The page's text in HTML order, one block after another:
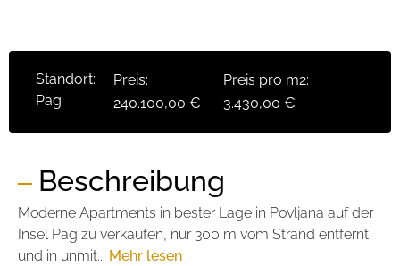
Standort:
Pag
Preis:
240.100,00 €
Preis pro m2:
3.430,00 €
Beschreibung
Moderne Apartments in bester Lage in Povljana auf der
Insel Pag zu verkaufen, nur 300 m vom Strand entfernt
und in unmit... Mehr lesen